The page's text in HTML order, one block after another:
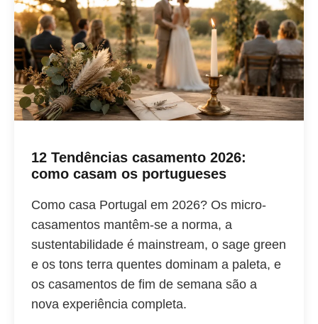
12 Tendências casamento 2026:
como casam os portugueses
Como casa Portugal em 2026? Os micro-
casamentos mantêm-se a norma, a
sustentabilidade é mainstream, o sage green
e os tons terra quentes dominam a paleta, e
os casamentos de fim de semana são a
nova experiência completa.